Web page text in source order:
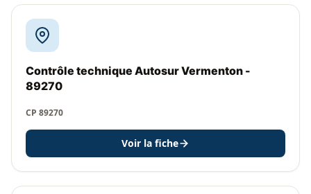
Contrôle technique Autosur Vermenton -
89270
CP 89270
Voir la fiche